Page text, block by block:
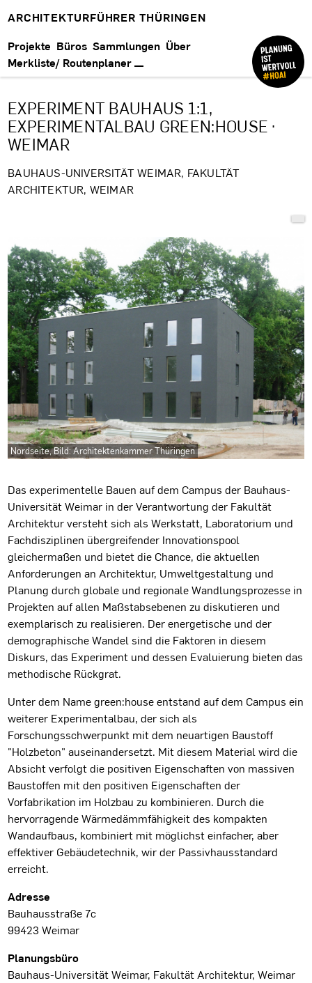
ARCHITEKTURFÜHRER THÜRINGEN
Projekte Büros Sammlungen Über
Merkliste/ Routenplaner
EXPERIMENT BAUHAUS 1:1,
EXPERIMENTALBAU GREEN:HOUSE ·
WEIMAR
BAUHAUS-UNIVERSITÄT WEIMAR, FAKULTÄT
ARCHITEKTUR, WEIMAR
Nordseite, Bild: Architektenkammer Thüringen
Das experimentelle Bauen auf dem Campus der Bauhaus-
Universität Weimar in der Verantwortung der Fakultät
Architektur versteht sich als Werkstatt, Laboratorium und
Fachdisziplinen übergreifender Innovationspool
gleichermaßen und bietet die Chance, die aktuellen
Anforderungen an Architektur, Umweltgestaltung und
Planung durch globale und regionale Wandlungsprozesse in
Projekten auf allen Maßstabsebenen zu diskutieren und
exemplarisch zu realisieren. Der energetische und der
demographische Wandel sind die Faktoren in diesem
Diskurs, das Experiment und dessen Evaluierung bieten das
methodische Rückgrat.
Unter dem Name green:house entstand auf dem Campus ein
weiterer Experimentalbau, der sich als
Forschungsschwerpunkt mit dem neuartigen Baustoff
"Holzbeton" auseinandersetzt. Mit diesem Material wird die
Absicht verfolgt die positiven Eigenschaften von massiven
Baustoffen mit den positiven Eigenschaften der
Vorfabrikation im Holzbau zu kombinieren. Durch die
hervorragende Wärmedämmfähigkeit des kompakten
Wandaufbaus, kombiniert mit möglichst einfacher, aber
effektiver Gebäudetechnik, wir der Passivhausstandard
erreicht.
Projektdaten
Adresse
Bauhausstraße 7c
99423 Weimar
Planungsbüro
Bauhaus-Universität Weimar, Fakultät Architektur, Weimar